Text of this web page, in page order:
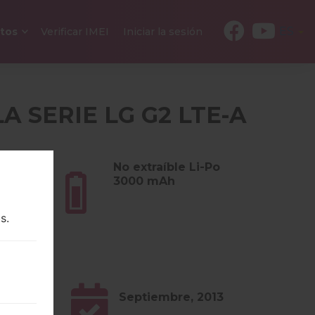
Verificar IMEI Iniciar la sesión
SERIE LG G2 LTE-A
No extraíble Li-Po
3000 mAh
Septiembre, 2013